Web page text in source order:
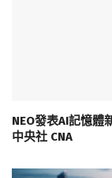
NEO發表AI記憶
中央社 CNA